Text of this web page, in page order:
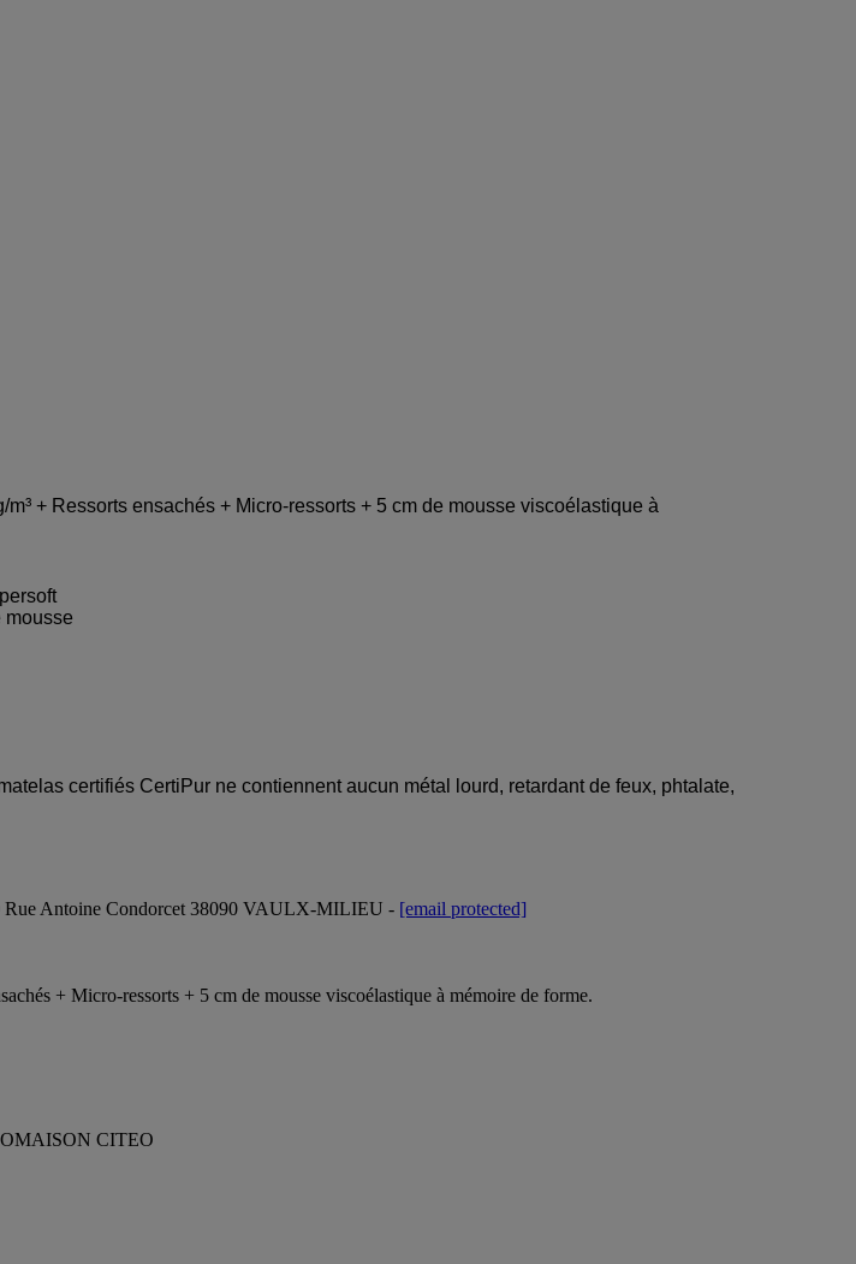
+ Ressorts ensachés + Micro-ressorts + 5 cm de mousse viscoélastique à
mousse
certifiés CertiPur ne contiennent aucun métal lourd, retardant de feux, phtalate,
Rue Antoine Condorcet 38090 VAULX-MILIEU - [email protected]
+ Micro-ressorts + 5 cm de mousse viscoélastique à mémoire de forme.
CITEO